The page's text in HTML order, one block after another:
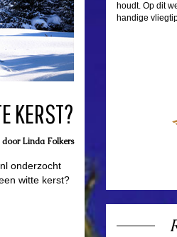
KERST?
doorLinda Folkers
onderzocht
witte kerst?
houdt. Op dit
handige